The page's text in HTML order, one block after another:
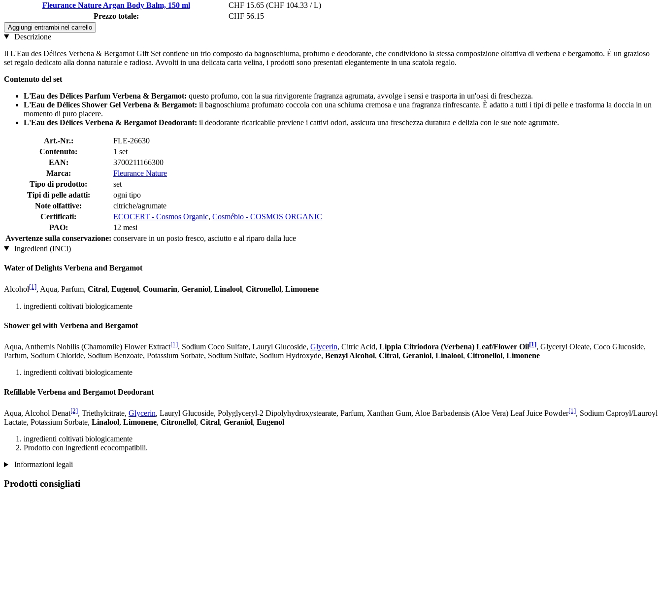
Fleurance Nature Argan Body Balm, 150 ml
CHF 15.65 (CHF 104.33 / L)
Prezzo totale:
CHF 56.15
Aggiungi entrambi nel carrello
Descrizione
Il L'Eau des Délices Verbena & Bergamot Gift Set contiene un trio composto da bagnoschiuma, profumo e deodorante, che condividono la stessa composizione olfattiva di verbena e bergamotto. È un grazioso
set regalo dedicato alla donna naturale e radiosa. Avvolti in una delicata carta velina, i prodotti sono presentati elegantemente in una scatola regalo.
Contenuto del set
L'Eau des Délices Parfum Verbena & Bergamot: questo profumo, con la sua rinvigorente fragranza agrumata, avvolge i sensi e trasporta in un'oasi di freschezza.
L'Eau de Délices Shower Gel Verbena & Bergamot: il bagnoschiuma profumato coccola con una schiuma cremosa e una fragranza rinfrescante. È adatto a tutti i tipi di pelle e trasforma la doccia in un
momento di puro piacere.
L'Eau des Délices Verbena & Bergamot Deodorant: il deodorante ricaricabile previene i cattivi odori, assicura una freschezza duratura e delizia con le sue note agrumate.
Art.-Nr.:
FLE-26630
Contenuto:
1 set
EAN:
3700211166300
Marca:
Fleurance Nature
Tipo di prodotto:
set
Tipi di pelle adatti:
ogni tipo
Note olfattive:
citriche/agrumate
Certificati:
ECOCERT - Cosmos Organic, Cosmébio - COSMOS ORGANIC
PAO:
12 mesi
Avvertenze sulla conservazione: conservare in un posto fresco, asciutto e al riparo dalla luce
Ingredienti (INCI)
Water of Delights Verbena and Bergamot
Alcohol[1], Aqua, Parfum, Citral, Eugenol, Coumarin, Geraniol, Linalool, Citronellol, Limonene
ingredienti coltivati ​​biologicamente
Shower gel with Verbena and Bergamot
Aqua, Anthemis Nobilis (Chamomile) Flower Extract[1], Sodium Coco­ Sulfate, Lauryl Glucoside, Glycerin, Citric Acid, Lippia Citriodora (Verbena) Leaf/Flower Oil[1], Glyceryl Oleate, Coco Glucoside,
Parfum, Sodium Chloride, Sodium Benzoate, Potassium Sorbate, Sodium Sulfate, Sodium Hydroxyde, Benzyl Alcohol, Citral, Geraniol, Linalool, Citronellol, Limonene
ingredienti coltivati ​​biologicamente
Refillable Verbena and Bergamot Deodorant
Aqua, Alcohol Denat[2], Triethylcitrate, Glycerin, Lauryl Glucoside, Polyglyceryl-2 Dipolyhydroxystearate, Parfum, Xanthan Gum, Aloe Barbadensis (Aloe Vera) Leaf Juice Powder[1], Sodium Caproyl/Lauroyl
Lactate, Potassium Sorbate, Linalool, Limonene, Citronellol, Citral, Geraniol, Eugenol
ingredienti coltivati ​​biologicamente
Prodotto con ingredienti ecocompatibili.
Informazioni legali
Prodotti consigliati